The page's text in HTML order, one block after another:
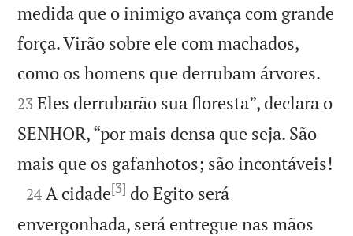
medida que o inimigo avança com grande
força. Virão sobre ele com machados,
como os homens que derrubam árvores.
23 Eles derrubarão sua floresta”, declara o
SENHOR, “por mais densa que seja. São
mais que os gafanhotos; são incontáveis!

24 A cidade[3] do Egito será
envergonhada, será entregue nas mãos